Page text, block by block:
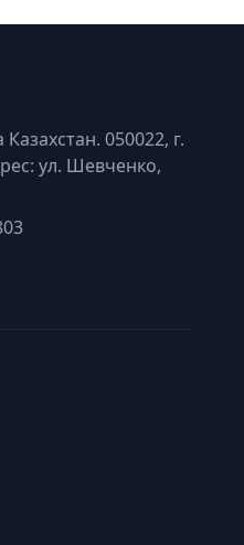
050022, г.
ул. Шевченко,